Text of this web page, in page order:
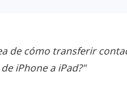
de cómo transferir
iPhone a iPad?"